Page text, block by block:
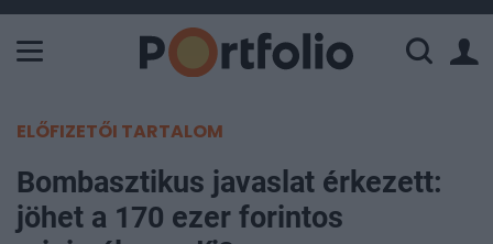
ELŐFIZETŐI TARTALOM
Bombasztikus javaslat érkezett:
jöhet a 170 ezer forintos